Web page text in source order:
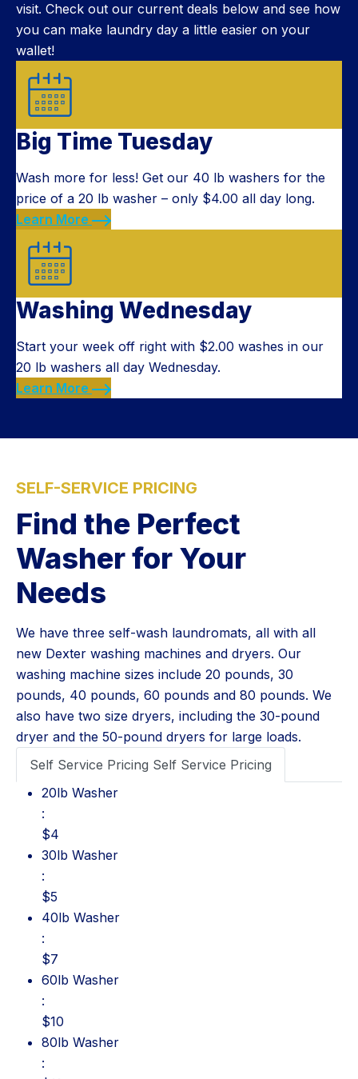
visit. Check out our current deals below and see how
you can make laundry day a little easier on your
wallet!
Big Time Tuesday
Wash more for less! Get our 40 lb washers for the
price of a 20 lb washer – only $4.00 all day long.
Learn More
Washing Wednesday
Start your week off right with $2.00 washes in our
20 lb washers all day Wednesday.
Learn More
SELF-SERVICE PRICING
Find the Perfect
Washer for Your
Needs
We have three self-wash laundromats, all with all
new Dexter washing machines and dryers. Our
washing machine sizes include 20 pounds, 30
pounds, 40 pounds, 60 pounds and 80 pounds. We
also have two size dryers, including the 30-pound
dryer and the 50-pound dryers for large loads.
Self Service Pricing Self Service Pricing
20lb Washer: $4
20lb Washer
:
$4
30lb Washer: $5
30lb Washer
:
$5
40lb Washer: $7
40lb Washer
:
$7
60lb Washer: $10
60lb Washer
:
$10
80lb Washer: $11
80lb Washer
: